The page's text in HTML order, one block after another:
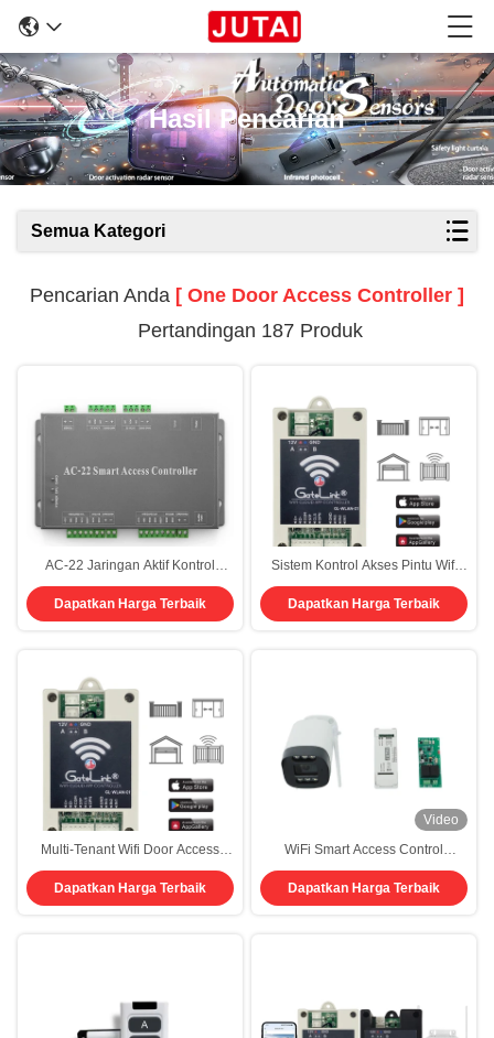
Hasil Pencarian
Semua Kategori
Pencarian Anda [ One Door Access Controller ]
Pertandingan 187 Produk
AC-22 Jaringan Aktif Kontrol
Akses Dua Pintu Dengan Pintu
Interlocking
Dapatkan Harga Terbaik
Sistem Kontrol Akses Pintu Wifi
Instan untuk Komunitas Tua +
Platform Monetisasi Iklan
Dapatkan Harga Terbaik
Multi-Tenant Wifi Door Access
Control System Self-Service
Unlocking Unlimited Distance
Control (Sistem Kontrol Akses Wifi
Dapatkan Harga Terbaik
Video
WiFi Smart Access Control
Solution Koneksi terenkripsi Real-
Time Status Pintu Log Backend
Permission Hierarchy untuk
Dapatkan Harga Terbaik